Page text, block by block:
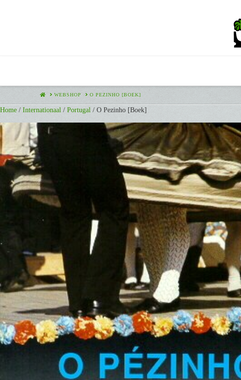
HOMEWEBSHOP O PEZINHO [BOEK]
Home / Internationaal / Portugal / O Pezinho [Boek]